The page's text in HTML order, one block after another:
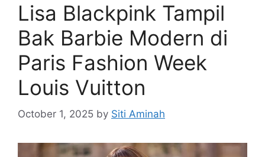
Lisa Blackpink Tampil
Bak Barbie Modern di
Paris Fashion Week
Louis Vuitton
October 1, 2025 by Siti Aminah